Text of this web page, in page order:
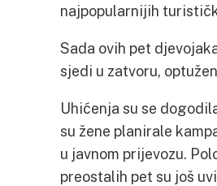
najpopularnijih
Sada ovih pet
sjedi u zatvoru,
Uhićenja su se
su žene planirale
u javnom prijevozu.
preostalih pet su još